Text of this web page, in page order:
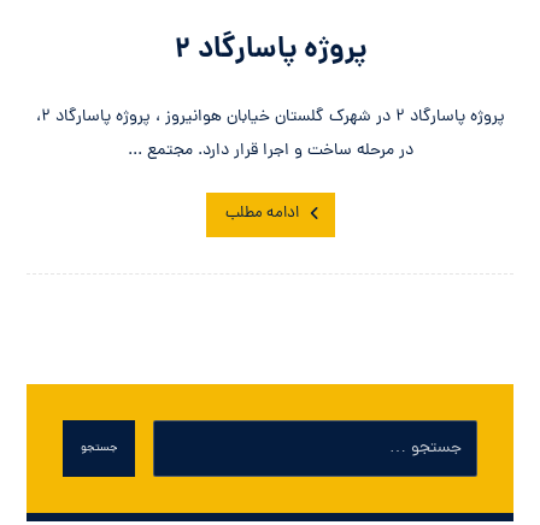
پروژه پاسارگاد ۲
پروژه پاسارگاد ۲ در شهرک گلستان خیابان هوانیروز ، پروژه پاسارگاد ۲،
در مرحله ساخت و اجرا قرار دارد. مجتمع ...
ادامه مطلب
جستجو